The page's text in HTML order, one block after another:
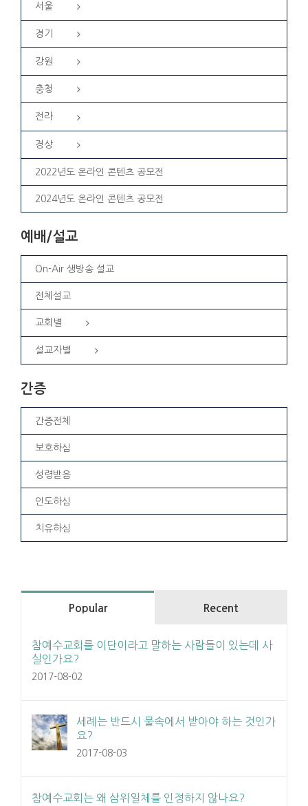
서울
경기
강원
충청
전라
경상
2022년도 온라인 콘텐츠 공모전
2024년도 온라인 콘텐츠 공모전
예배/설교
On-Air 생방송 설교
전체설교
교회별
설교자별
간증
간증전체
보호하심
성령받음
인도하심
치유하심
Popular Recent
참예수교회를 이단이라고 말하는 사람들이 있는데 사
실인가요?
2017-08-02
세례는 반드시 물속에서 받아야 하는 것인가
요?
2017-08-03
참예수교회는 왜 삼위일체를 인정하지 않나요?